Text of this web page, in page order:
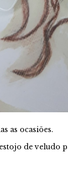
as ocasiões.
de veludo